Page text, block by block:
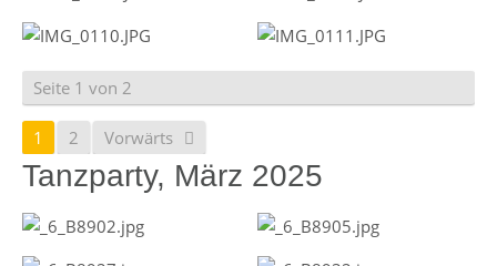
Seite 1 von 2
1 2 Vorwärts
Tanzparty, März 2025